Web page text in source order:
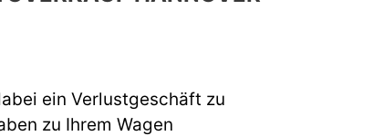
ein Verlustgeschäft zu
zu Ihrem Wagen